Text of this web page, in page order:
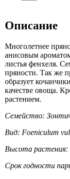
Описание
Многолетнее
анисовым
листья фенхеля.
пряности. Так же
образует
качестве овоща.
растением.
Семейство:
Вид: Foeniculum
Высота растения:
Срок годности